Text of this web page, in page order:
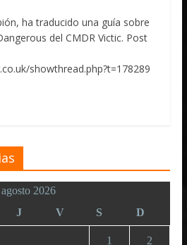
ha traducido una guía sobre
del CMDR Victic. Post
showthread.php?t=178289
agosto 2026
J V S D
1 2